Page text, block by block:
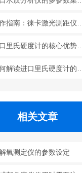
进口里氏硬度计的核心优势：精度、耐用性与多功能性
相关文章
氧测定仪的参数设定